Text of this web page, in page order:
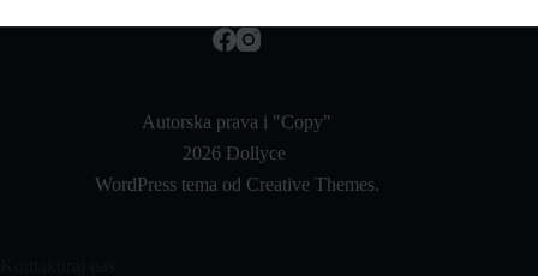
Autorska prava i "Copy"
2026 Dollyce
WordPress tema od Creative Themes.